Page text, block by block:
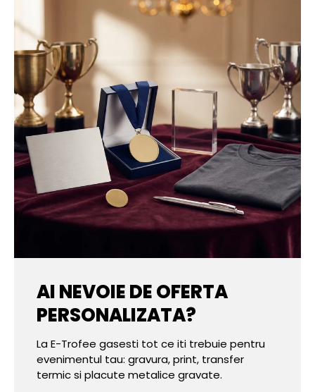
AI NEVOIE DE OFERTA
PERSONALIZATA?
La E-Trofee gasesti tot ce iti trebuie pentru
evenimentul tau: gravura, print, transfer
termic si placute metalice gravate.